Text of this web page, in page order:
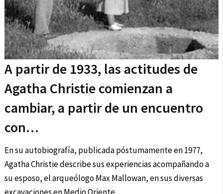
A partir de 1933, las actitudes de
Agatha Christie comienzan a
cambiar, a partir de un encuentro
con…
En su autobiografía, publicada póstumamente en 1977,
Agatha Christie describe sus experiencias acompañando a
su esposo, el arqueólogo Max Mallowan, en sus diversas